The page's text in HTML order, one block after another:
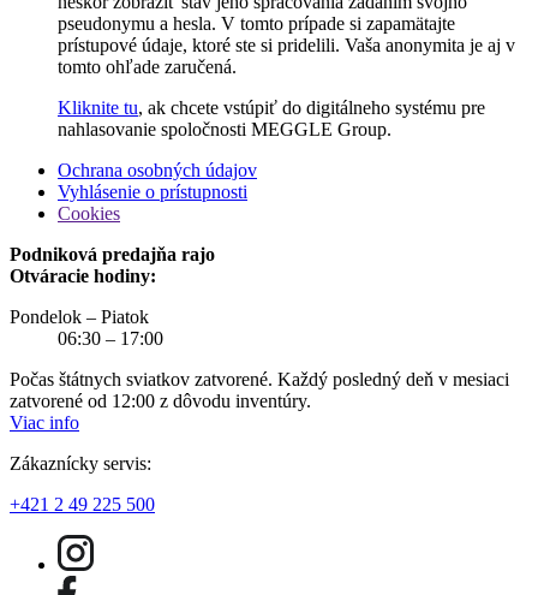
pseudonymu a hesla. V tomto prípade si zapamätajte
prístupové údaje, ktoré ste si pridelili. Vaša anonymita je aj v
tomto ohľade zaručená.
Kliknite tu, ak chcete vstúpiť do digitálneho systému pre
nahlasovanie spoločnosti MEGGLE Group.
Ochrana osobných údajov
Vyhlásenie o prístupnosti
Cookies
Podniková predajňa rajo
Otváracie hodiny:
Pondelok – Piatok
06:30 – 17:00
Počas štátnych sviatkov zatvorené. Každý posledný deň v mesiaci
zatvorené od 12:00 z dôvodu inventúry.
Viac info
Zákaznícky servis:
+421 2 49 225 500